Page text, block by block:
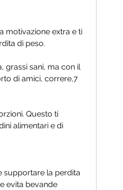
di peso.
grassi sani, ma con il
di amici, correre,7
Questo ti
alimentari e di
supportare la perdita
evita bevande